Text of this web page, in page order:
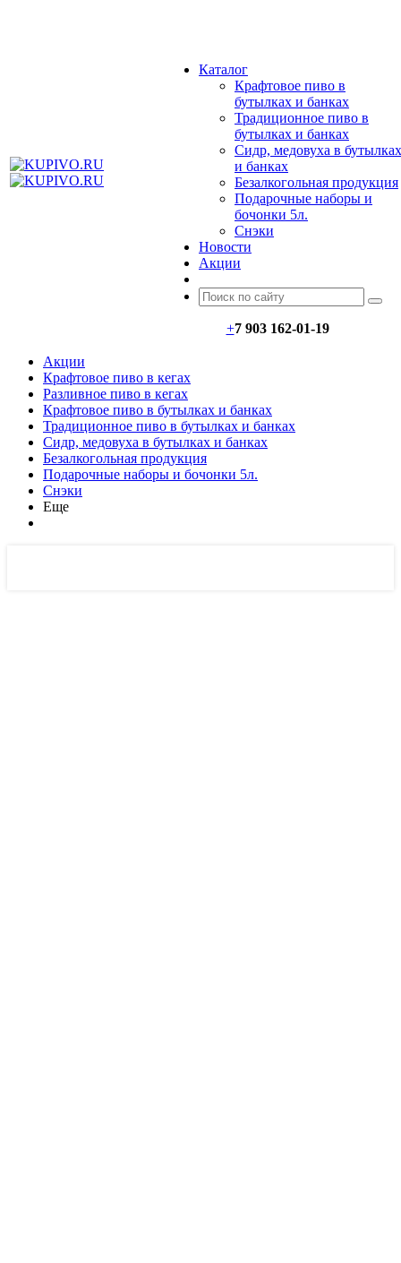
Каталог
Крафтовое пиво в
бутылках и банках
Традиционное пиво в
бутылках и банках
Сидр, медовуха в бутылках
и банках
Безалкогольная продукция
Подарочные наборы и
бочонки 5л.
Снэки
Новости
Акции
+7 903 162-01-19
Акции
Крафтовое пиво в кегах
Разливное пиво в кегах
Крафтовое пиво в бутылках и банках
Традиционное пиво в бутылках и банках
Сидр, медовуха в бутылках и банках
Безалкогольная продукция
Подарочные наборы и бочонки 5л.
Снэки
Еще